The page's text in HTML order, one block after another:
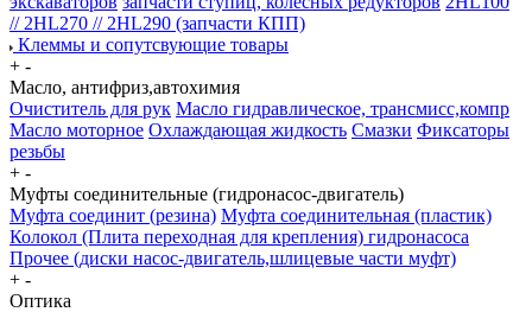
// 2HL270 // 2HL290 (запчасти КПП)
Клеммы и сопутсвующие товары
+ -
Масло, антифриз,автохимия
Очиститель для рук Масло гидравлическое, трансмисс,компр
Масло моторное Охлаждающая жидкость Смазки Фиксаторы
резьбы
+ -
Муфты соединительные (гидронасос-двигатель)
Муфта соединит (резина) Муфта соединительная (пластик)
Колокол (Плита переходная для крепления) гидронасоса
Прочее (диски насос-двигатель,шлицевые части муфт)
+ -
Оптика